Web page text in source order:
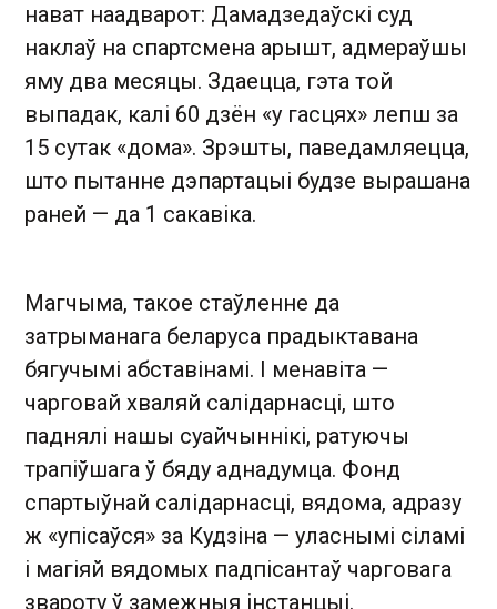
нават наадварот: Дамадзедаўскі суд
наклаў на спартсмена арышт, адмераўшы
яму два месяцы. Здаецца, гэта той
выпадак, калі 60 дзён «у гасцях» лепш за
15 сутак «дома». Зрэшты, паведамляецца,
што пытанне дэпартацыі будзе вырашана
раней — да 1 сакавіка.
Магчыма, такое стаўленне да
затрыманага беларуса прадыктавана
бягучымі абставінамі. І менавіта —
чарговай хваляй салідарнасці, што
паднялі нашы суайчыннікі, ратуючы
трапіўшага ў бяду аднадумца. Фонд
спартыўнай салідарнасці, вядома, адразу
ж «упісаўся» за Кудзіна — уласнымі сіламі
і магіяй вядомых падпісантаў чарговага
звароту ў замежныя інстанцыі.